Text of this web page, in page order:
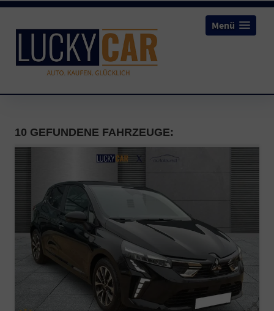
Menü
10 GEFUNDENE FAHRZEUGE: